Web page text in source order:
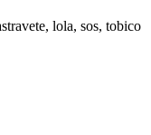
lola, sos, tobico